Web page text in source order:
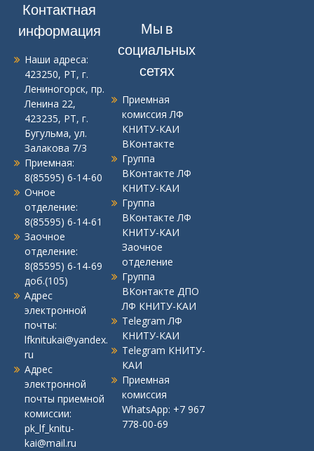
Контактная
информация
Наши адреса:
423250, РТ, г.
Лениногорск, пр.
Ленина 22,
423235, РТ, г.
Бугульма, ул.
Залакова 7/3
Приемная:
8(85595) 6-14-60
Очное
отделение:
8(85595) 6-14-61
Заочное
отделение:
8(85595) 6-14-69
доб.(105)
Адрес
электронной
почты:
lfknitukai@yandex.
ru
Адрес
электронной
почты приемной
комиссии:
pk_lf_knitu-
kai@mail.ru
Мы в
социальных
сетях
Приемная
комиссия ЛФ
КНИТУ-КАИ
ВКонтакте
Группа
ВКонтакте ЛФ
КНИТУ-КАИ
Группа
ВКонтакте ЛФ
КНИТУ-КАИ
Заочное
отделение
Группа
ВКонтакте ДПО
ЛФ КНИТУ-КАИ
Telegram ЛФ
КНИТУ-КАИ
Telegram КНИТУ-
КАИ
Приемная
комиссия
WhatsApp: +7 967
778-00-69